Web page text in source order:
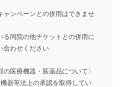
ャンペーンとの併用はできませ
る同院の他チケットとの併用に
合わせください
の医療機器・医薬品について〉
器等法上の承認を取得してい